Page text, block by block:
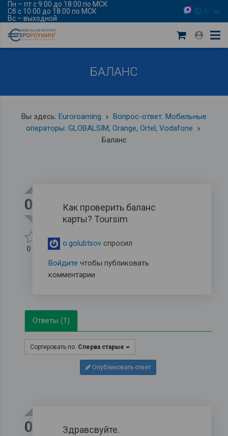
Пн – пт с 9:00 до 18:00 по МСК
Сб с 10:00 до 18:00 по МСК
Вс – выходной
БАЛАНС
Вы здесь: Euroroaming keyboard_arrow_right Вопрос-ответ. Мобильные
операторы: GLOBALSIM, Orange, Ortel, Vodafone
keyboard_arrow_right
Баланс
0
0
Как проверить баланс
карты? Toursim
o.golubtsov спросил
Войдите чтобы публиковать
комментарии
Ответы (1)
Сортировать по: Сперва старые
Опубликовать ответ
0
Здравсвуйте.